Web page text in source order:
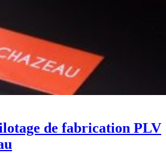
de fabrication PLV